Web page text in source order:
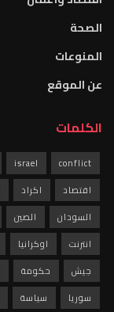
الصحة
المنوعات
عن الموقع
الكلمات
conflict
israel
اقتصاد
اكراد
السودان
الصين
انترنت
اوكرانيا
جيش
حكومة
سوريا
سياسة